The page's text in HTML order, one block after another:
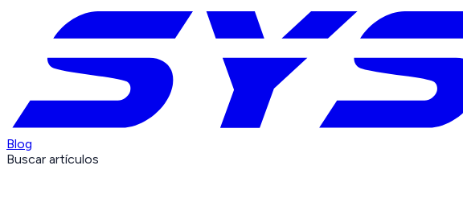
Blog
Buscar artículos